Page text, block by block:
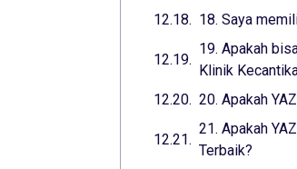
18. Saya
19. Apakah
Klinik
20. Apakah
21. Apakah
Terbaik?